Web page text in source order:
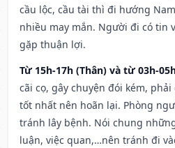
cầu lộc, cầu tài thì đi hướng
nhiều may mắn. Người đi có tin
gặp thuận lợi.
Từ 15h-17h (Thân) và từ 03h-
cãi cọ, gây chuyện đói kém,
tốt nhất nên hoãn lại. Phòng
tránh lây bệnh. Nói chung
luận, việc quan,…nên tránh đi